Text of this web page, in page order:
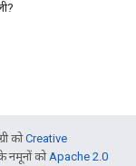
कोCreative
नमूनों कोApache 2.0